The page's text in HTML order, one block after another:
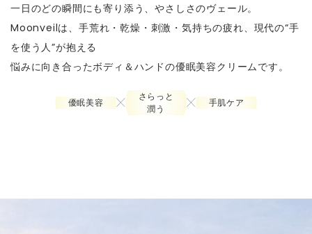
一日のどの瞬間にも寄り添う、やさしさのヴェール。
Moonveilは、手荒れ・乾燥・刺激・気持ちの疲れ、現代の“手
を使う人”が抱える
悩みに向き合ったボディ＆ハンドの優眠美容クリームです。
優眠美容
さらっと
潤う
手肌ケア